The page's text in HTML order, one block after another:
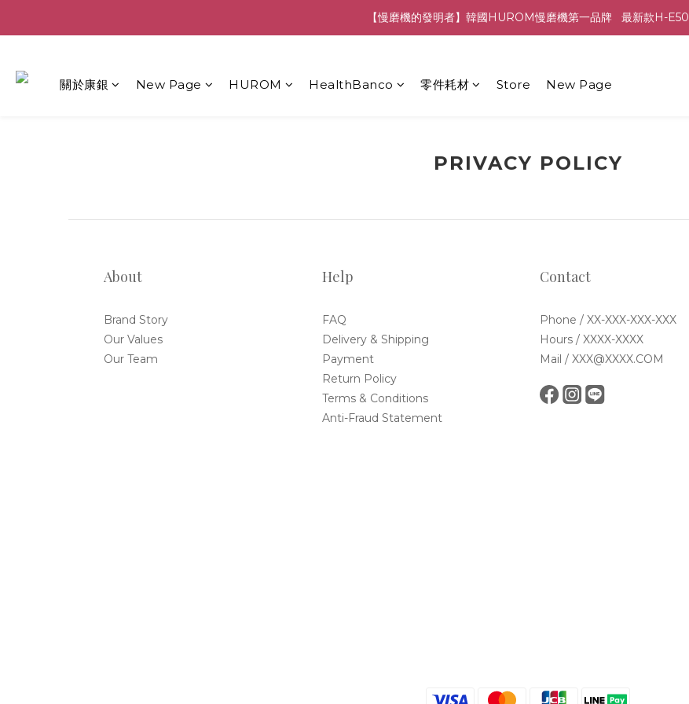
【慢磨機的發明者】韓國HUROM慢磨機第一品牌   最新款H-E50
關於康銀 New Page HUROM HealthBanco 零件耗材 Store New Page
PRIVACY POLICY
About
Brand Story
Our Values
Our Team
Help
FAQ
Delivery & Shipping
Payment
Return Policy
Terms & Conditions
Anti-Fraud Statement
Contact
Phone / XX-XXX-XXX-XXX
Hours / XXXX-XXXX
Mail / XXX@XXXX.COM